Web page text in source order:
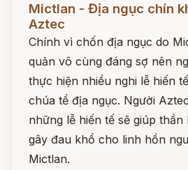
Mictlan - Địa ngục chín
Aztec
Chính vì chốn địa ngục do
quản vô cùng đáng sợ nên
thực hiện nhiều nghi lễ hiến
chúa tể địa ngục. Người
những lễ hiến tế sẽ giúp
gây đau khổ cho linh hồn
Mictlan.